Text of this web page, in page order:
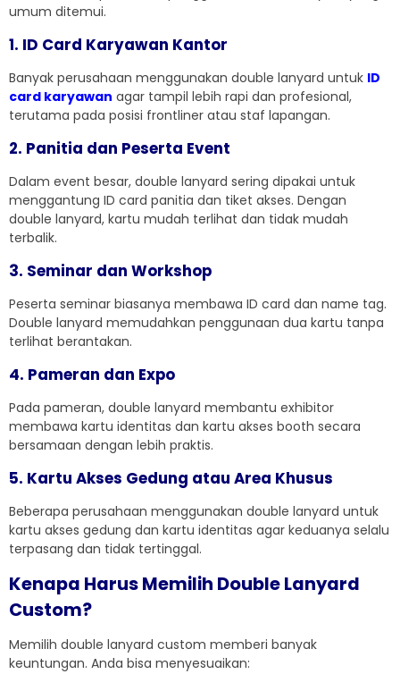
umum ditemui.
1. ID Card Karyawan Kantor
Banyak perusahaan menggunakan double lanyard untuk ID
card karyawan agar tampil lebih rapi dan profesional,
terutama pada posisi frontliner atau staf lapangan.
2. Panitia dan Peserta Event
Dalam event besar, double lanyard sering dipakai untuk
menggantung ID card panitia dan tiket akses. Dengan
double lanyard, kartu mudah terlihat dan tidak mudah
terbalik.
3. Seminar dan Workshop
Peserta seminar biasanya membawa ID card dan name tag.
Double lanyard memudahkan penggunaan dua kartu tanpa
terlihat berantakan.
4. Pameran dan Expo
Pada pameran, double lanyard membantu exhibitor
membawa kartu identitas dan kartu akses booth secara
bersamaan dengan lebih praktis.
5. Kartu Akses Gedung atau Area Khusus
Beberapa perusahaan menggunakan double lanyard untuk
kartu akses gedung dan kartu identitas agar keduanya selalu
terpasang dan tidak tertinggal.
Kenapa Harus Memilih Double Lanyard
Custom?
Memilih double lanyard custom memberi banyak
keuntungan. Anda bisa menyesuaikan: